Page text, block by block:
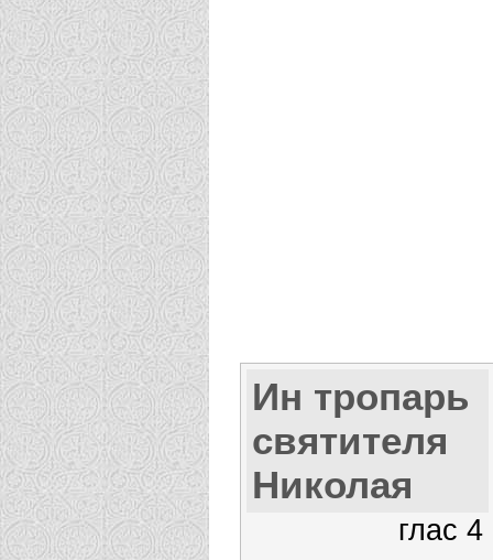
Ин тропарь
святителя
Николая
глас 4